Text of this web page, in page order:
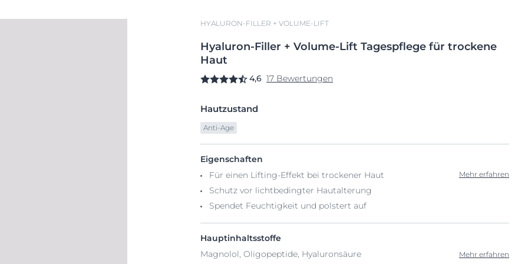
HYALURON-FILLER + VOLUME-LIFT
Hyaluron-Filler + Volume-Lift Tagespflege für trockene
Haut
4,6 17 Bewertungen
Hautzustand
Anti-Age
Eigenschaften
Für einen Lifting-Effekt bei trockener Haut
Schutz vor lichtbedingter Hautalterung
Spendet Feuchtigkeit und polstert auf
Mehr erfahren
Hauptinhaltsstoffe
Magnolol, Oligopeptide, Hyaluronsäure
Mehr erfahren